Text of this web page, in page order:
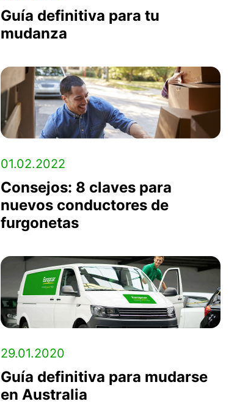
Guía definitiva para tu
mudanza
01.02.2022
Consejos: 8 claves para
nuevos conductores de
furgonetas
29.01.2020
Guía definitiva para mudarse
en Australia